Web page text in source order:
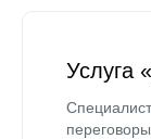
Услуга